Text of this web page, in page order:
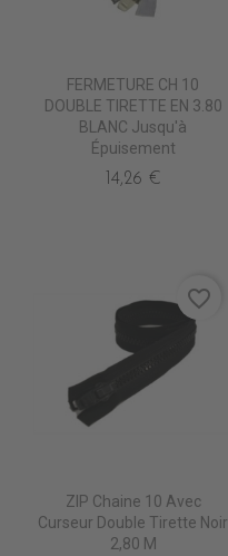
FERMETURE CH 10
DOUBLE TIRETTE EN 3.80
BLANC Jusqu'à
Épuisement
14,26 €
ZIP Chaine 10 Avec
Curseur Double Tirette Noir
2,80 M
favorite_border